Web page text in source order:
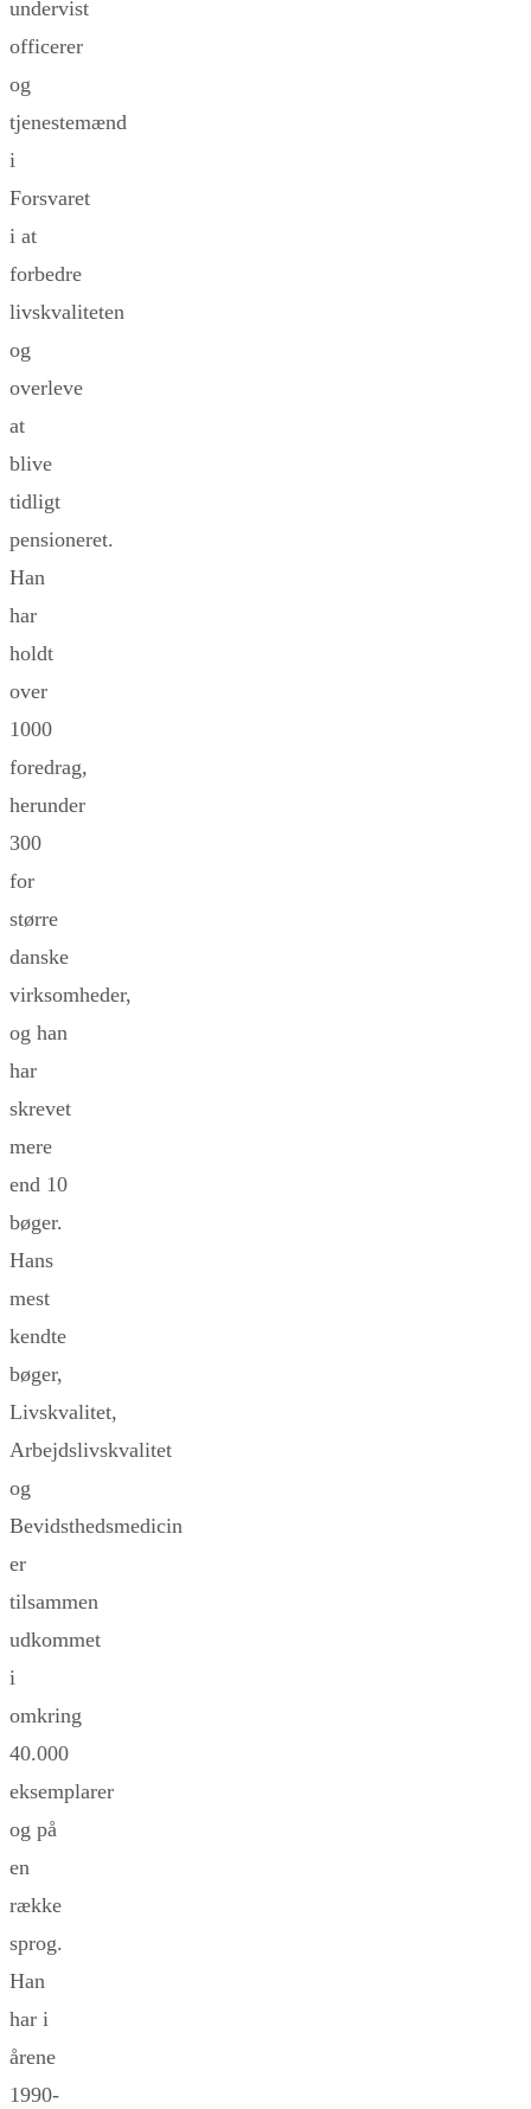
undervist
officerer
og
tjenestemænd
i
Forsvaret
i at
forbedre
livskvaliteten
og
overleve
at
blive
tidligt
pensioneret.
Han
har
holdt
over
1000
foredrag,
herunder
300
for
større
danske
virksomheder,
og han
har
skrevet
mere
end 10
bøger.
Hans
mest
kendte
bøger,
Livskvalitet,
Arbejdslivskvalitet
og
Bevidsthedsmedicin
er
tilsammen
udkommet
i
omkring
40.000
eksemplarer
og på
en
række
sprog.
Han
har i
årene
1990-